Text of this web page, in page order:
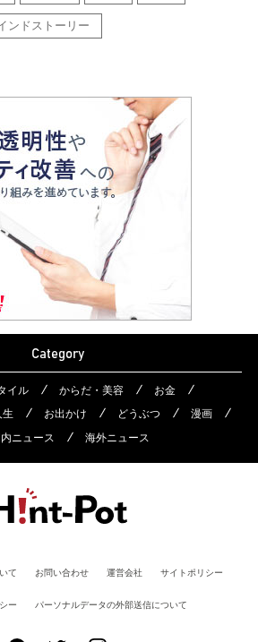
ンドストーリー
Category
イル からだ・美容
お金
生 お出かけ どうぶつ
漫画
ニュース 海外ニュース
て お問い合わせ 運営会社 サイトポリシー
ー パーソナルデータの外部送信について